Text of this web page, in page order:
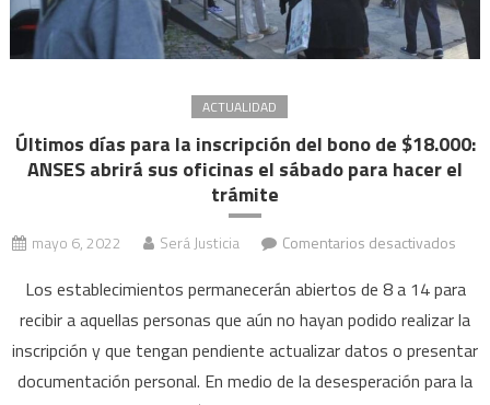
ACTUALIDAD
Últimos días para la inscripción del bono de $18.000:
ANSES abrirá sus oficinas el sábado para hacer el
trámite
mayo 6, 2022 Será Justicia Comentarios desactivados
días
para
la
Los establecimientos permanecerán abiertos de 8 a 14 para
recibir a aquellas personas que aún no hayan podido realizar la
inscripción y que tengan pendiente actualizar datos o presentar
documentación personal. En medio de la desesperación para la